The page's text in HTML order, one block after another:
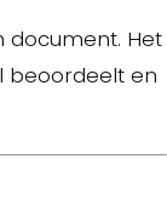
document. Het
beoordeelt en